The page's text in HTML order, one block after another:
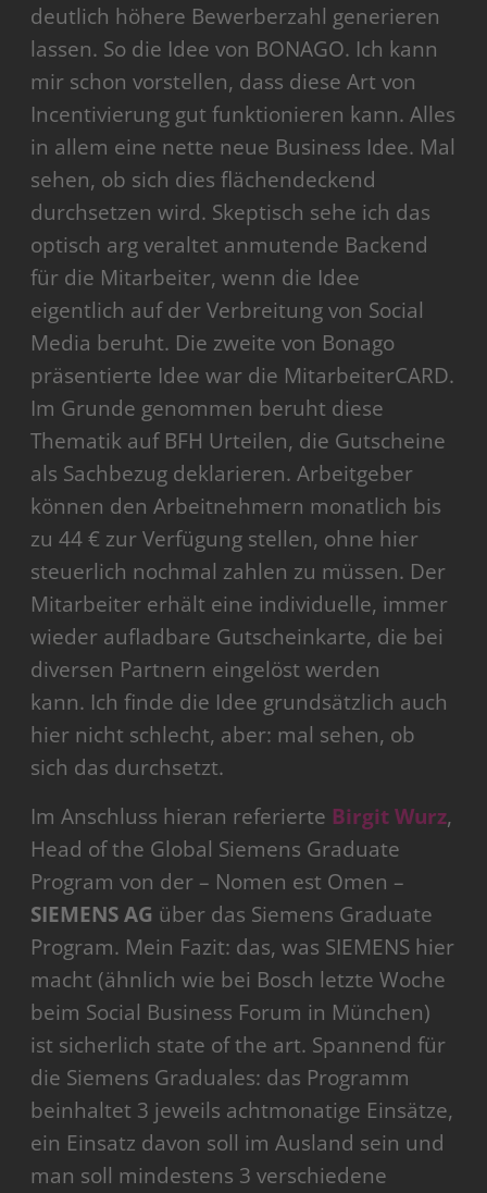
deutlich höhere Bewerberzahl generieren
lassen. So die Idee von BONAGO. Ich kann
mir schon vorstellen, dass diese Art von
Incentivierung gut funktionieren kann. Alles
in allem eine nette neue Business Idee. Mal
sehen, ob sich dies flächendeckend
durchsetzen wird. Skeptisch sehe ich das
optisch arg veraltet anmutende Backend
für die Mitarbeiter, wenn die Idee
eigentlich auf der Verbreitung von Social
Media beruht. Die zweite von Bonago
präsentierte Idee war die MitarbeiterCARD.
Im Grunde genommen beruht diese
Thematik auf BFH Urteilen, die Gutscheine
als Sachbezug deklarieren. Arbeitgeber
können den Arbeitnehmern monatlich bis
zu 44 € zur Verfügung stellen, ohne hier
steuerlich nochmal zahlen zu müssen. Der
Mitarbeiter erhält eine individuelle, immer
wieder aufladbare Gutscheinkarte, die bei
diversen Partnern eingelöst werden
kann. Ich finde die Idee grundsätzlich auch
hier nicht schlecht, aber: mal sehen, ob
sich das durchsetzt.
Im Anschluss hieran referierte Birgit Wurz,
Head of the Global Siemens Graduate
Program von der – Nomen est Omen –
SIEMENS AG über das Siemens Graduate
Program. Mein Fazit: das, was SIEMENS hier
macht (ähnlich wie bei Bosch letzte Woche
beim Social Business Forum in München)
ist sicherlich state of the art. Spannend für
die Siemens Graduales: das Programm
beinhaltet 3 jeweils achtmonatige Einsätze,
ein Einsatz davon soll im Ausland sein und
man soll mindestens 3 verschiedene